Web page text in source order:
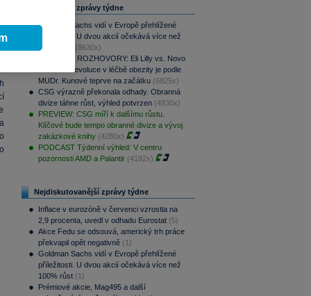
Nejčtenější zprávy týdne
Goldman Sachs vidí v Evropě přehlížené
příležitosti. U dvou akcií očekává více než
100% růst
(8630x)
PODCAST ROZHOVORY: Eli Lilly vs. Novo
Nordisk. Revoluce v léčbě obezity je podle
MUDr. Kunové teprve na začátku (6825x)
CSG výrazně překonala odhady. Obranná
divize táhne růst, výhled potvrzen (4930x)
PREVIEW: CSG míří k dalšímu růstu.
Klíčové bude tempo obranné divize a vývoj
zakázkové knihy (4280x)
PODCAST Týdenní výhled: V centru
pozornosti AMD a Palantir (4182x)
Nejdiskutovanější zprávy týdne
Inflace v eurozóně v červenci vzrostla na
2,9 procenta, uvedl v odhadu Eurostat (5)
Akce Fedu se odsouvá, americký trh práce
překvapil opět negativně (1)
Goldman Sachs vidí v Evropě přehlížené
příležitosti. U dvou akcií očekává více než
100% růst (1)
Prémiové akcie, Mag495 a další